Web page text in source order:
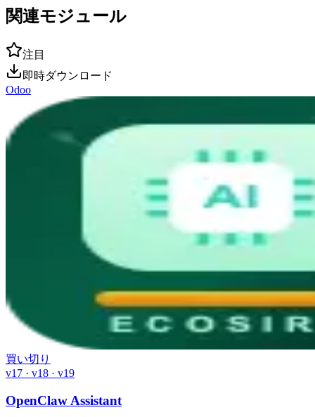
関連モジュール
注目
即時ダウンロード
Odoo
買い切り
v17 · v18 · v19
OpenClaw Assistant